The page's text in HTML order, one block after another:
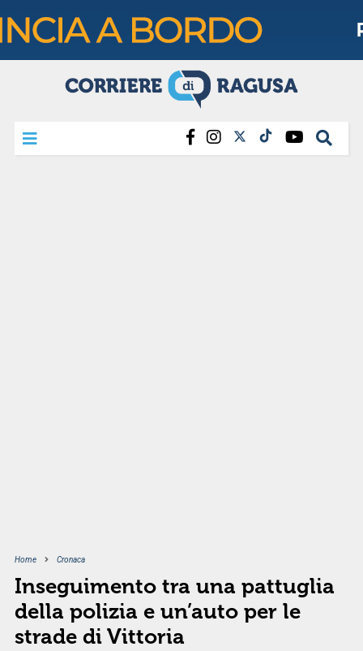
Home Cronaca
Inseguimento tra una pattuglia
della polizia e un’auto per le
strade di Vittoria